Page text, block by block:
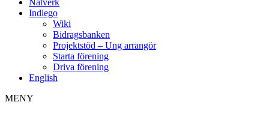
Nätverk
Indiego
Wiki
Bidragsbanken
Projektstöd – Ung arrangör
Starta förening
Driva förening
English
MENY